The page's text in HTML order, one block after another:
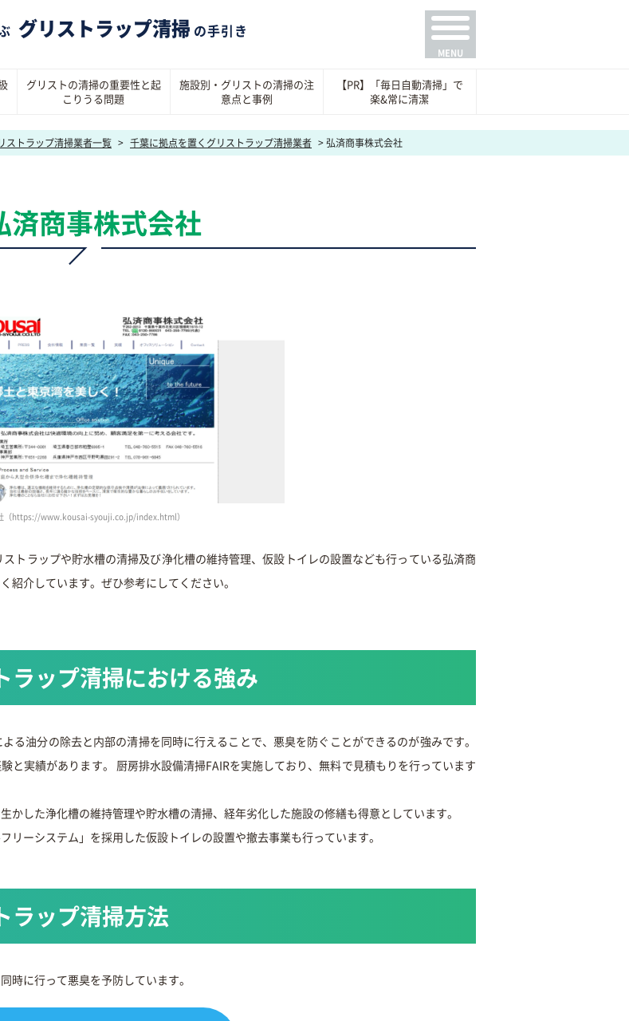
グリストラップ清掃 の手引き
グリストの清掃の重要性と起
こりうる問題
施設別・グリストの清掃の注
意点と事例
【PR】「毎日自動清掃」で
楽&常に清潔
ストラップ清掃業者一覧 > 千葉に拠点を置くグリストラップ清掃業者 >弘済商事株式会社
済商事株式会社
（https://www.kousai-syouji.co.jp/index.html）
トラップや貯水槽の清掃及び浄化槽の維持管理、仮設トイレの設置なども行っている弘済商
介しています。ぜひ参考にしてください。
ラップ清掃における強み
る油分の除去と内部の清掃を同時に行えることで、悪臭を防ぐことができるのが強みです。
と実績があります。 厨房排水設備清掃FAIRを実施しており、無料で見積もりを行っています
かした浄化槽の維持管理や貯水槽の清掃、経年劣化した施設の修繕も得意としています。
ーシステム」を採用した仮設トイレの設置や撤去事業も行っています。
ラップ清掃方法
時に行って悪臭を予防しています。